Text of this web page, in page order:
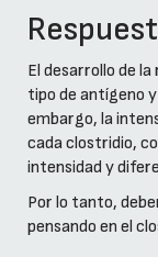
El desarrollo de
tipo de antígeno
embargo, la
cada clostridio,
intensidad y
Por lo tanto,
pensando en el